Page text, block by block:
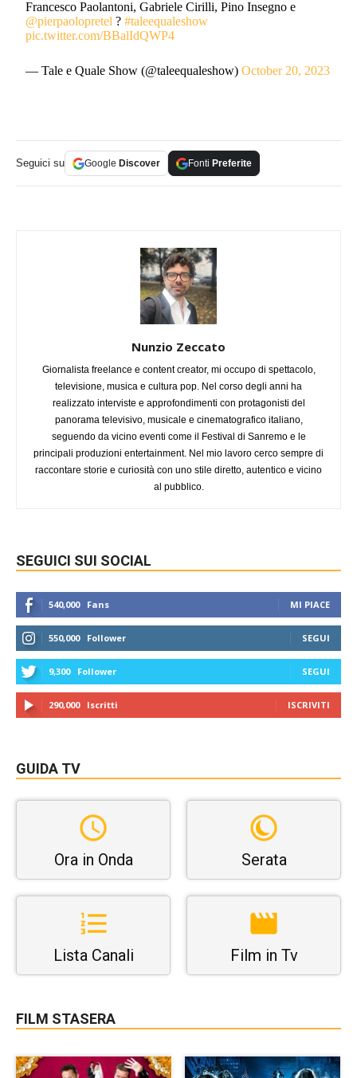
Francesco Paolantoni, Gabriele Cirilli, Pino Insegno e
@pierpaolopretel ?#taleequaleshow
pic.twitter.com/BBalIdQWP4
— Tale e Quale Show (@taleequaleshow)October 20, 2023
Seguici su Google Discover Fonti Preferite
Nunzio Zeccato
Giornalista freelance e content creator, mi occupo di spettacolo,
televisione, musica e cultura pop. Nel corso degli anni ha
realizzato interviste e approfondimenti con protagonisti del
panorama televisivo, musicale e cinematografico italiano,
seguendo da vicino eventi come il Festival di Sanremo e le
principali produzioni entertainment. Nel mio lavoro cerco sempre di
raccontare storie e curiosità con uno stile diretto, autentico e vicino
al pubblico.
SEGUICI SUI SOCIAL
540,000 Fans MI PIACE
550,000 Follower SEGUI
9,300 Follower SEGUI
290,000 Iscritti ISCRIVITI
GUIDA TV
Ora in Onda Serata
Lista Canali Film in Tv
FILM STASERA